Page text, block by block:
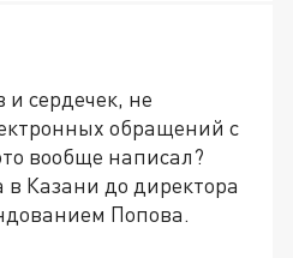
сердечек, не
обращений с
вообще написал?
в Казани до директора
Попова.